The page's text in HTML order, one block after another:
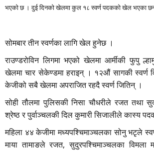
भएको छ । दुई दिनको खेलमा कुल १८ स्वर्ण पदकको खेल भएका
सोमबार तीन स्वर्णका लागि खेल हुनेछ ।
राउण्डरोविन लिगमा भएको खेलमा आर्मीकी फुपु
खेलमा चार सेकेण्डमा हराइन् । १२औं सागकी स्वर्ण
केजीको सबै खेलमा अपराजित रहदै स्वर्ण जितिन् ।
सोही तौलमा पुलिसकी निसा चौधरीले रजत तथा
श्रेष्ठ र पुर्वाञ्चलकी दिल कुमारी सिजालीले कास्य
महिला ४४ केजीमा मध्यपश्चिमाञ्चलका सोनु भटृले
माया तामाङले रजत, सुदुरपश्चिमाञ्चलका विमला